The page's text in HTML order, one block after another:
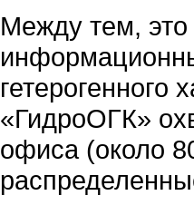
Между тем,
гетерогенного
«ГидроОГК»
офиса (около